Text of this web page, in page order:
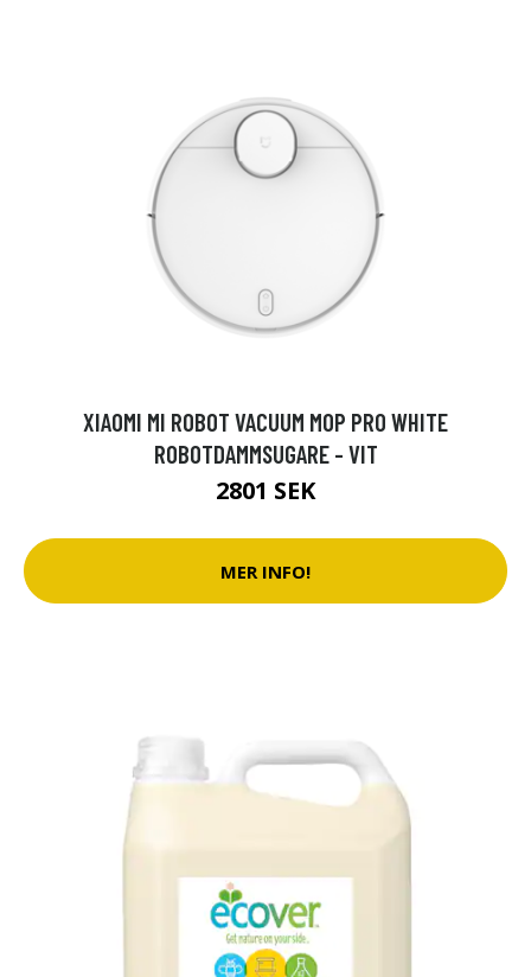
XIAOMI MI ROBOT VACUUM MOP PRO WHITE
ROBOTDAMMSUGARE - VIT
2801 SEK
MER INFO!